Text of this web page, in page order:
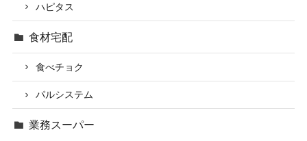
ハピタス
食材宅配
食べチョク
パルシステム
業務スーパー